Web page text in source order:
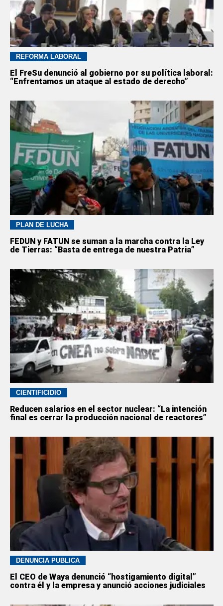
REFORMA LABORAL
El FreSu denunció al gobierno por su política laboral:
“Enfrentamos un ataque al estado de derecho”
PLAN DE LUCHA
FEDUN y FATUN se suman a la marcha contra la Ley
de Tierras: “Basta de entrega de nuestra Patria”
CIENTIFICIDIO
Reducen salarios en el sector nuclear: “La intención
final es cerrar la producción nacional de reactores”
DENUNCIA PÚBLICA
El CEO de Waya denunció “hostigamiento digital”
contra él y la empresa y anunció acciones judiciales